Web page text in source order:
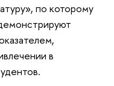
по которому
в